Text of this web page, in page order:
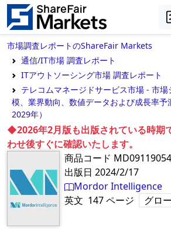
市場調査レポートのShareFair Markets
通信/IT市場 調査レポート
ITアウトソーシング市場 調査レポート
テレコムマネージドサービス市場 - 市
模、業界動向、数値データおよび成長率
2029年）
◆2026年2月版も出版されている時期
わせ後すぐに確認いたします。
商品コード
出版日 2024/2/17
Mordor Intelligence
英文 147ページ グロ